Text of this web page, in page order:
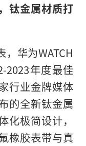
， 钛金属材质打
华为WATCH
2023年度最佳
行业金牌媒体
的全新钛金属
化极简设计，
橡胶表带与真